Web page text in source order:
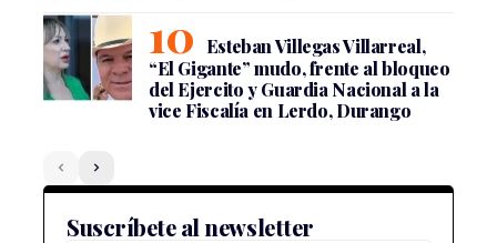
Esteban Villegas Villarreal,
“El Gigante” mudo, frente al bloqueo
del Ejercito y Guardia Nacional a la
vice Fiscalía en Lerdo, Durango
Suscríbete al newsletter